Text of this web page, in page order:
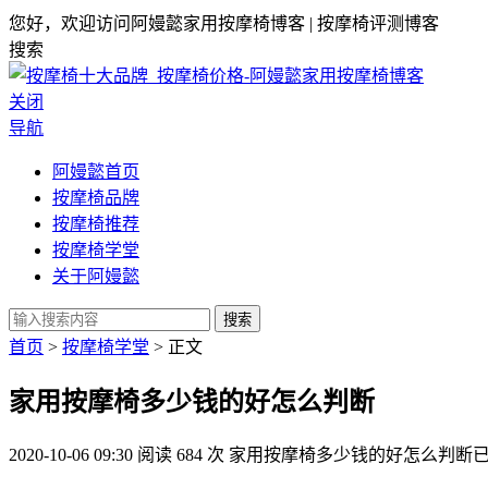
您好，欢迎访问阿嫚懿家用按摩椅博客 | 按摩椅评测博客
搜索
关闭
导航
阿嫚懿首页
按摩椅品牌
按摩椅推荐
按摩椅学堂
关于阿嫚懿
搜索
首页 > 按摩椅学堂 > 正文
家用按摩椅多少钱的好怎么判断
2020-10-06 09:30 阅读 684 次 家用按摩椅多少钱的好怎么判断